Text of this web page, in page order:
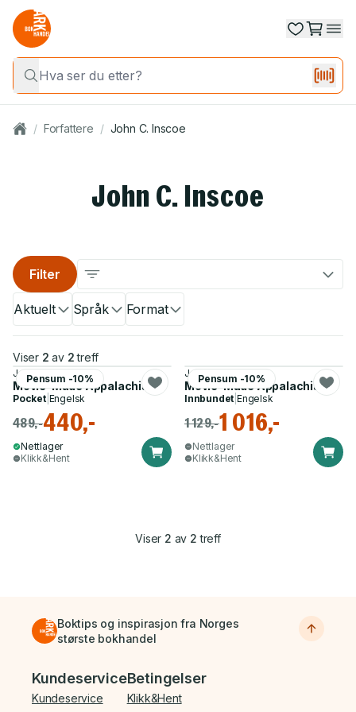
/ Forfattere / John C. Inscoe
John C. Inscoe
Aktuelt Språk Format
Filter
Viser 2 av 2 treff
Pensum -10%
John C. Inscoe
Movie-Made Appalachia
Pocket| Engelsk
489,-440,-
Nettlager
Klikk&Hent
Pensum -10%
John C. Inscoe
Movie-Made Appalachia
Innbundet |Engelsk
1 129,-1 016,-
Nettlager
Klikk&Hent
Viser 2 av 2 treff
Boktips og inspirasjon fra Norges
største bokhandel
Bunnmeny
Kundeservice
Kundeservice
Betingelser
Klikk&Hent